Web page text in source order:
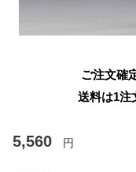
ご注文確
送料は1注
5,560 円